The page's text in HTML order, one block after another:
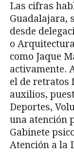
Las cifras
Guadalajara,
desde
o
como Jaque
activamente.
el de retratos
auxilios,
Deportes,
una atención
Gabinete
Atención a la